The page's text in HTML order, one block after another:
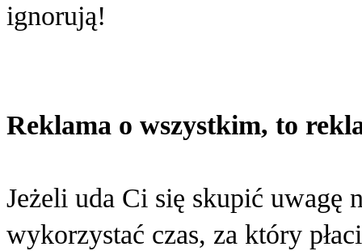
ignorują!
Reklama o wszystkim, to
Jeżeli uda Ci się skupić uwagę
wykorzystać czas, za który